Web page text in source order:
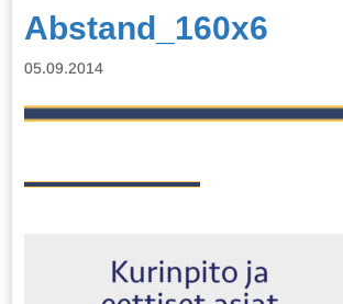
Abstand_160x6
05.09.2014